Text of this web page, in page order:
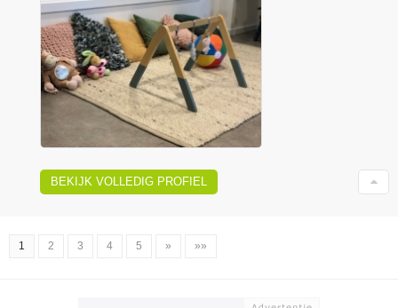
BEKIJK VOLLEDIG PROFIEL
1 2 3 4 5 » »»